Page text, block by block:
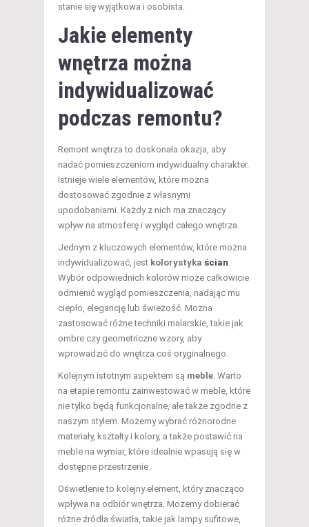
stanie się wyjątkowa i osobista.
Jakie elementy
wnętrza można
indywidualizować
podczas remontu?
Remont wnętrza to doskonała okazja, aby
nadać pomieszczeniom indywidualny charakter.
Istnieje wiele elementów, które można
dostosować zgodnie z własnymi
upodobaniami. Każdy z nich ma znaczący
wpływ na atmosferę i wygląd całego wnętrza.
Jednym z kluczowych elementów, które można
indywidualizować, jest kolorystyka ścian.
Wybór odpowiednich kolorów może całkowicie
odmienić wygląd pomieszczenia, nadając mu
ciepło, elegancję lub świeżość. Można
zastosować różne techniki malarskie, takie jak
ombre czy geometriczne wzory, aby
wprowadzić do wnętrza coś oryginalnego.
Kolejnym istotnym aspektem są meble. Warto
na etapie remontu zainwestować w meble, które
nie tylko będą funkcjonalne, ale także zgodne z
naszym stylem. Możemy wybrać różnorodne
materiały, kształty i kolory, a także postawić na
meble na wymiar, które idealnie wpasują się w
dostępne przestrzenie.
Oświetlenie to kolejny element, który znacząco
wpływa na odbiór wnętrza. Możemy dobierać
różne źródła światła, takie jak lampy sufitowe,